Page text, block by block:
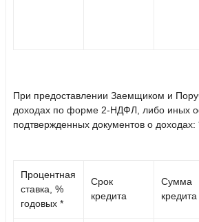
При предоставлении Заемщиком и
доходах по форме 2-НДФЛ, либо иных
подтвержденных документов о доходах:
Процентная
ставка, %
годовых *
Срок
кредита
Сумма
кредита